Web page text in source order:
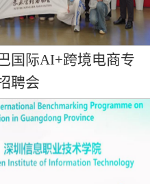
国际AI+跨境电商专
聘会